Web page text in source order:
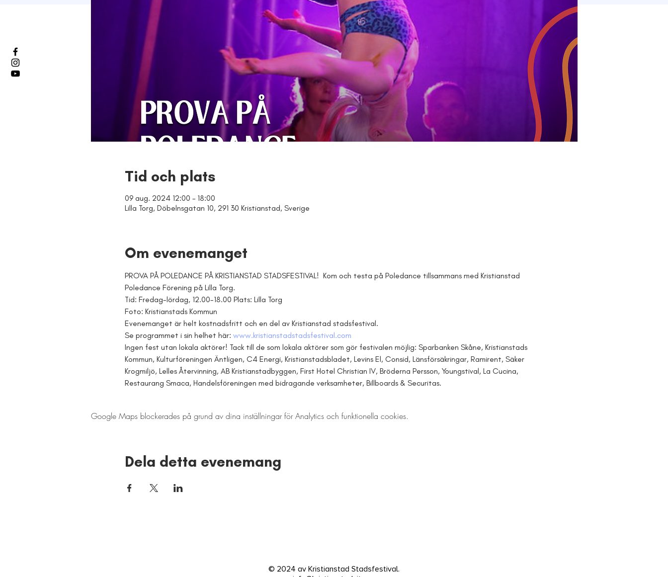
Tid och plats
09 aug. 2024 12:00 – 18:00
Lilla Torg, Döbelnsgatan 10, 291 30 Kristianstad, Sverige
Om evenemanget
PROVA PÅ POLEDANCE PÅ KRISTIANSTAD STADSFESTIVAL!  Kom och testa på Poledance tillsammans med Kristianstad
Poledance Förening på Lilla Torg.
Tid: Fredag-lördag, 12.00-18.00 Plats: Lilla Torg
Foto: Kristianstads Kommun
Evenemanget är helt kostnadsfritt och en del av Kristianstad stadsfestival.
Se programmet i sin helhet här: www.kristianstadstadsfestival.com
Ingen fest utan lokala aktörer! Tack till de som lokala aktörer som gör festivalen möjlig: Sparbanken Skåne, Kristianstads
Kommun, Kulturföreningen Äntligen, C4 Energi, Kristianstadsbladet, Levins El, Consid, Länsförsäkringar, Ramirent, Säker
Krogmiljö, Lelles Återvinning, AB Kristianstadbyggen, First Hotel Christian IV, Bröderna Persson, Youngstival, La Cucina,
Restaurang Smaca, Handelsföreningen med bidragande verksamheter, Billboards & Securitas.
Google Maps blockerades på grund av dina inställningar för Analytics och funktionella cookies.
Dela detta evenemang
© 2024 av Kristianstad Stadsfestival.